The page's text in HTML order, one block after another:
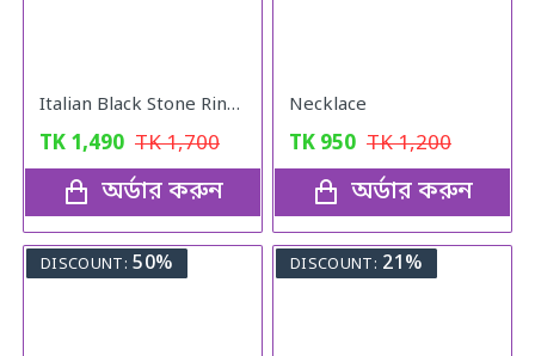
Italian Black Stone Rings Mens Gold colour
TK 1,490 TK1,700
অর্ডার করুন
Necklace
TK 950 TK1,200
অর্ডার করুন
DISCOUNT: 50% DISCOUNT: 21%